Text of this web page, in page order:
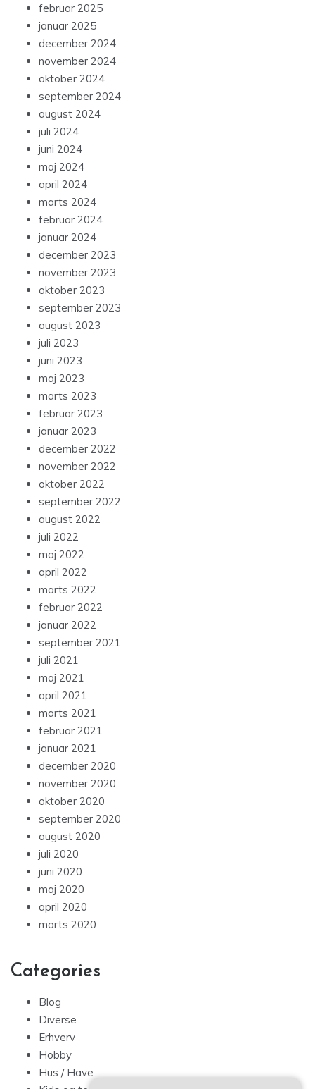
februar 2025
januar 2025
december 2024
november 2024
oktober 2024
september 2024
august 2024
juli 2024
juni 2024
maj 2024
april 2024
marts 2024
februar 2024
januar 2024
december 2023
november 2023
oktober 2023
september 2023
august 2023
juli 2023
juni 2023
maj 2023
marts 2023
februar 2023
januar 2023
december 2022
november 2022
oktober 2022
september 2022
august 2022
juli 2022
maj 2022
april 2022
marts 2022
februar 2022
januar 2022
september 2021
juli 2021
maj 2021
april 2021
marts 2021
februar 2021
januar 2021
december 2020
november 2020
oktober 2020
september 2020
august 2020
juli 2020
juni 2020
maj 2020
april 2020
marts 2020
Categories
Blog
Diverse
Erhverv
Hobby
Hus / Have